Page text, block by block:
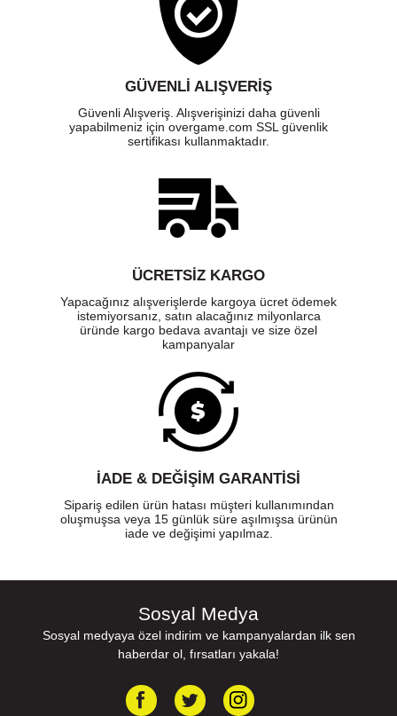
GÜVENLI ALIŞVERIŞ
Güvenli Alışveriş. Alışverişinizi daha güvenli
yapabilmeniz için overgame.com SSL güvenlik
sertifikası kullanmaktadır.
ÜCRETSIZ KARGO
Yapacağınız alışverişlerde kargoya ücret ödemek
istemiyorsanız, satın alacağınız milyonlarca
üründe kargo bedava avantajı ve size özel
kampanyalar
İADE & DEĞİŞİM GARANTİSİ
Sipariş edilen ürün hatası müşteri kullanımından
oluşmuşsa veya 15 günlük süre aşılmışsa ürünün
iade ve değişimi yapılmaz.
Sosyal Medya
Sosyal medyaya özel indirim ve kampanyalardan ilk sen
haberdar ol, fırsatları yakala!